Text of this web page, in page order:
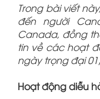
Trong bài viết
đến người
Canada, đồng
tin về các hoạt
ngày trọng đại
Hoạt động diễu